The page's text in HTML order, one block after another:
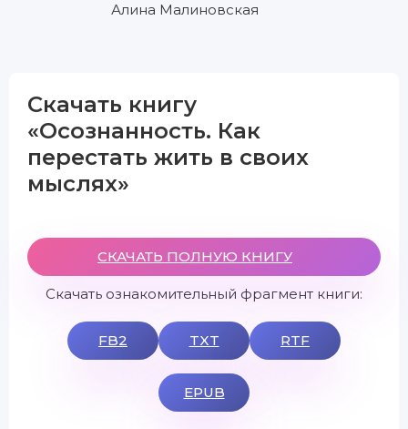
Алина Малиновская
Скачать книгу
«Осознанность. Как
перестать жить в своих
мыслях»
СКАЧАТЬ ПОЛНУЮ КНИГУ
Скачать ознакомительный фрагмент книги:
FB2 TXT RTF
EPUB